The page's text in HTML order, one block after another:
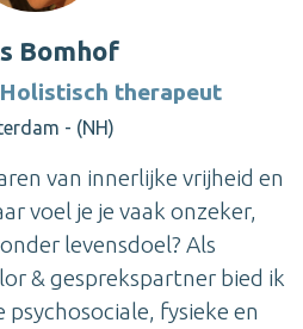
Bomhof
therapeut
- (NH)
van innerlijke vrijheid en
voel je je vaak onzeker,
levensdoel? Als
& gesprekspartner bied ik
fysieke en